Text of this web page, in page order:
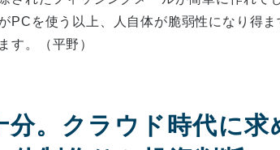
を使う以上、人自体が脆弱性になり得ま
す。（平野）
。クラウド時代に求